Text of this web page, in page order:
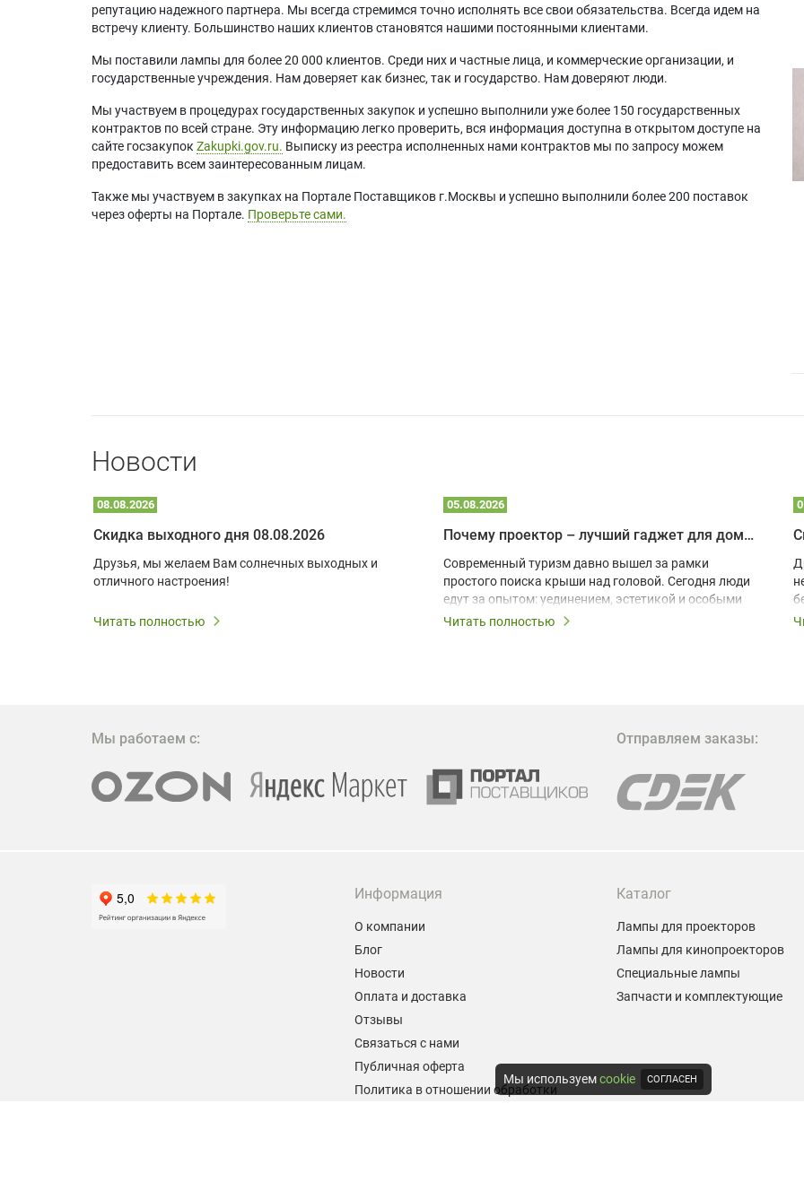
репутацию надежного партнера. Мы всегда стремимся точно исполнять все свои обязательства. Всегда идем на
встречу клиенту. Большинство наших клиентов становятся нашими постоянными клиентами.
Мы поставили лампы для более 20 000 клиентов. Среди них и частные лица, и коммерческие организации, и
государственные учреждения. Нам доверяет как бизнес, так и государство. Нам доверяют люди.
Мы участвуем в процедурах государственных закупок и успешно выполнили уже более 150 государственных
контрактов по всей стране. Эту информацию легко проверить, вся информация доступна в открытом доступе на
сайте госзакупок Zakupki.gov.ru. Выписку из реестра исполненных нами контрактов мы по запросу можем
предоставить всем заинтересованным лицам.
Также мы участвуем в закупках на Портале Поставщиков г.Москвы и успешно выполнили более 200 поставок
через оферты на Портале. Проверьте сами.
Новости
08.08.2026
Скидка выходного дня 08.08.2026
Друзья, мы желаем Вам солнечных выходных и
отличного настроения!
Читать полностью
05.08.2026
Почему проектор – лучший гаджет для домика в глэмпинге
Современный туризм давно вышел за рамки
простого поиска крыши над головой. Сегодня люди
едут за опытом: уединением, эстетикой и особыми
ощущениями. Владельцы A-frame домов,
эффективных и бюджетных способов стать
проектора.
Читать полностью
Мы работаем с: Отправляем заказы:
Информация
О компании
Блог
Новости
Оплата и доставка
Отзывы
Связаться с нами
Публичная оферта
Политика в отношении обработки
Каталог
Лампы для проекторов
Лампы для кинопроекторов
Специальные лампы
Запчасти и комплектующие
Мы используемcookie СОГЛАСЕН